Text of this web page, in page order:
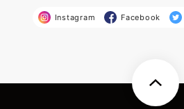
Instagram Facebook